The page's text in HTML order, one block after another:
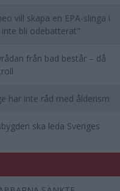
vill skapa en EPA-slinga i
bli odebatterat"
från bad består – då
har inte råd med ålderism
ska leda Sveriges